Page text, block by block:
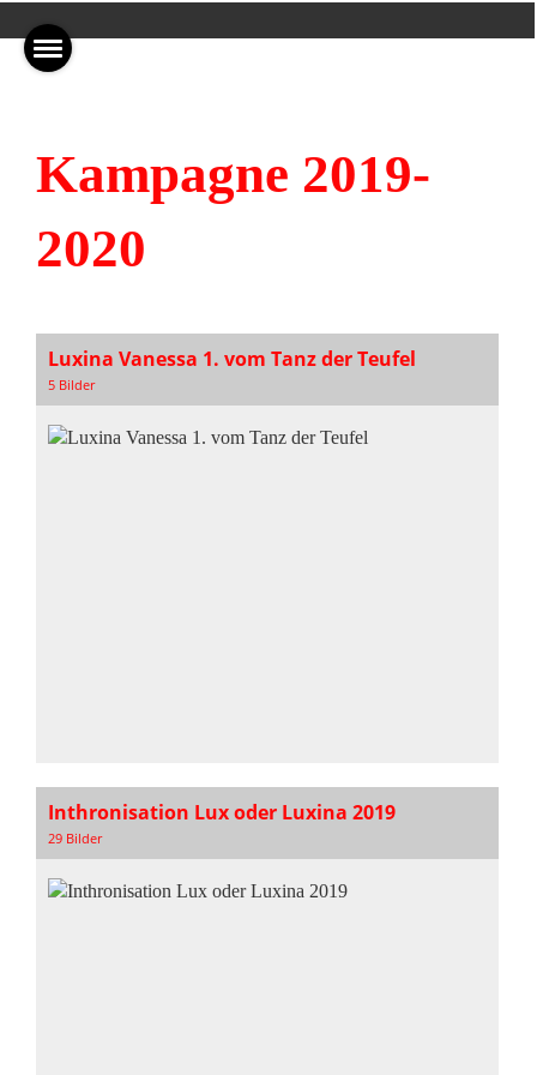
Kampagne 2019-
2020
Luxina Vanessa 1. vom Tanz der Teufel
5 Bilder
Inthronisation Lux oder Luxina 2019
29 Bilder